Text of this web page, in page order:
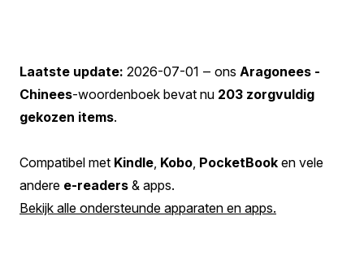
Laatste update: 2026-07-01 ‒ ons Aragonees -
Chinees-woordenboek bevat nu 203 zorgvuldig
gekozen items.
Compatibel met Kindle Kobo PocketBook en vele
andere e-readers & apps.
Bekijk alle ondersteunde apparaten en apps.